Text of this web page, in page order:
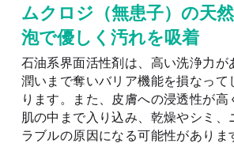
ムクロジ（無患子）の天
泡で優しく汚れを吸着
石油系界面活性剤は、高い洗浄力が
潤いまで奪いバリア機能を損なって
ります。また、皮膚への浸透性が
肌の中まで入り込み、乾燥やシミ、
ラブルの原因になる可能性がありま